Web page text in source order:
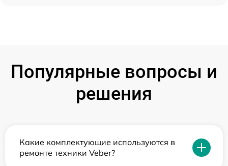
Популярные вопросы и
решения
Какие комплектующие используются в
ремонте техники Veber?